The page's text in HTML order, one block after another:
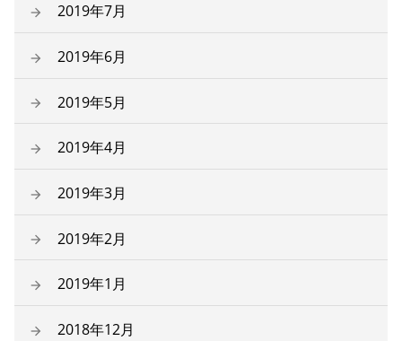
2019年7月
2019年6月
2019年5月
2019年4月
2019年3月
2019年2月
2019年1月
2018年12月